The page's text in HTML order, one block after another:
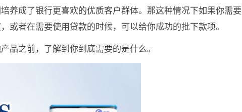
养成了银行更喜欢的优质客户群体。那这种情况下如果你需要
或者在需要使用贷款的时候，可以给你成功的批下款项。
品之前，了解到你到底需要的是什么。